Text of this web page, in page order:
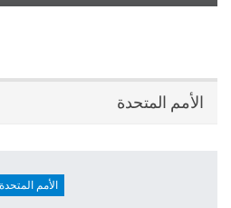
الأمم المتحدة
الأمم المتحدة